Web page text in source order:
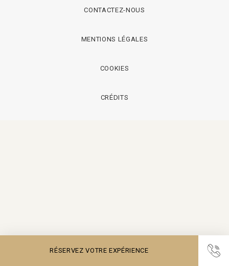
RÉSERVEZ VOTRE EXPÉRIENCE
CONTACTEZ-NOUS
MENTIONS LÉGALES
COOKIES
CRÉDITS